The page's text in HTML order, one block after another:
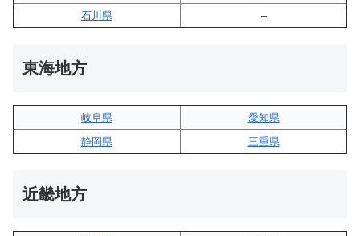
石川県
–
東海地方
岐阜県
愛知県
静岡県
三重県
近畿地方